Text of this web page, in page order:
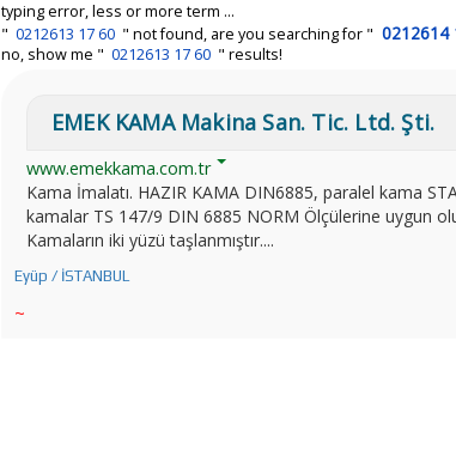
typing error, less or more term ...
" 0212613 17 60 " not found, are you searching for " 0212614
no, show me " 0212613 17 60 " results!
EMEK KAMA Makina San. Tic. Ltd. Şti.
www.emekkama.com.tr
Kama İmalatı. HAZIR KAMA DIN6885, paralel kama
kamalar TS 147/9 DIN 6885 NORM Ölçülerine uygun
Kamaların iki yüzü taşlanmıştır....
Eyüp / İSTANBUL
~